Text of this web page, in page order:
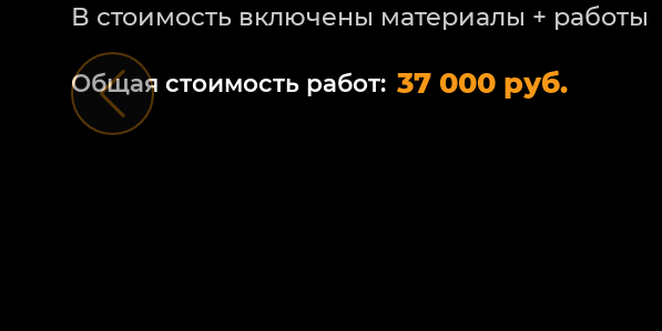
В стоимость включены материалы + работы
Общая стоимость работ: 37 000 руб.